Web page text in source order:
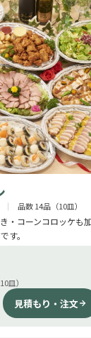
品数 14品（10皿）
・コーンコロッケも
す。
皿）
見積もり・注文